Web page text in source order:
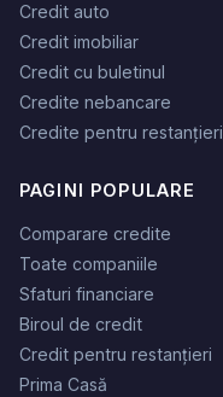
Credit auto
Credit imobiliar
Credit cu buletinul
Credite nebancare
Credite pentru restanțieri
PAGINI POPULARE
Comparare credite
Toate companiile
Sfaturi financiare
Biroul de credit
Credit pentru restanțieri
Prima Casă